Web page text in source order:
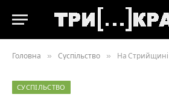
Головна » Суспільство » На Стрийщині під час карантину
СУСПІЛЬСТВО